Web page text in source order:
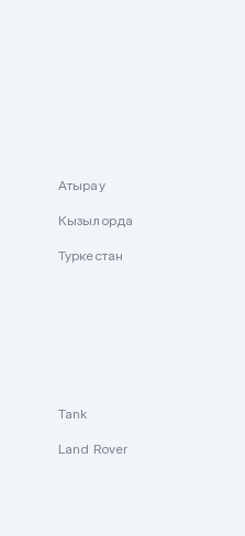
Атырау
Кызылорда
Туркестан
Tank
Land Rover